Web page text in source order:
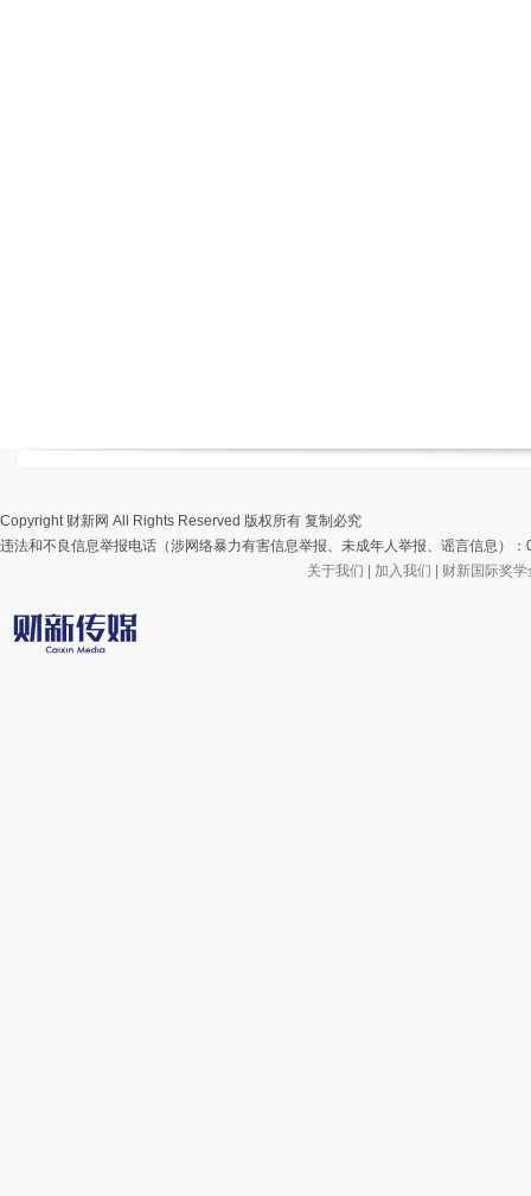
Copyright 财新网 All Rights Reserved 版权所有 复制必究
违法和不良信息举报电话（涉网络暴力有害信息举报、未成年人举报、谣言信息
关于我们
加入我们 财新国际奖学